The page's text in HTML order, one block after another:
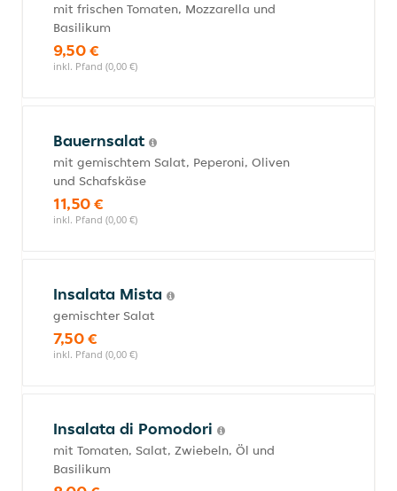
mit frischen Tomaten, Mozzarella und
Basilikum
9,50 €
inkl. Pfand (0,00 €)
Bauernsalat
mit gemischtem Salat, Peperoni, Oliven
und Schafskäse
11,50 €
inkl. Pfand (0,00 €)
Insalata Mista
gemischter Salat
7,50 €
inkl. Pfand (0,00 €)
Insalata di Pomodori
mit Tomaten, Salat, Zwiebeln, Öl und
Basilikum